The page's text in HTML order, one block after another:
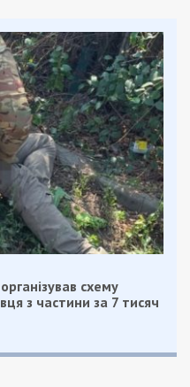
Сотрудники
Нацполиции в
и следователи
причастность
к финансовым
капитальных
фонда города.
о подозрении в
Нацполиции, сумма
гривен.
“Громконтроля” Денис
о привлечении к
Владислава
также сказать,
вынести ему выговоры.